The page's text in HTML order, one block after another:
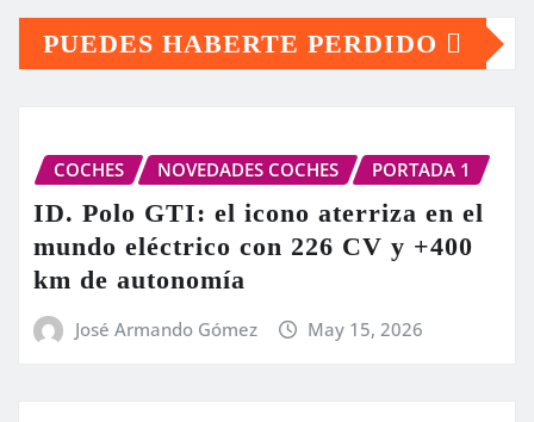
PUEDES HABERTE PERDIDO
COCHES NOVEDADES COCHES PORTADA 1
ID. Polo GTI: el icono aterriza en el
mundo eléctrico con 226 CV y +400
km de autonomía
José Armando Gómez May 15, 2026